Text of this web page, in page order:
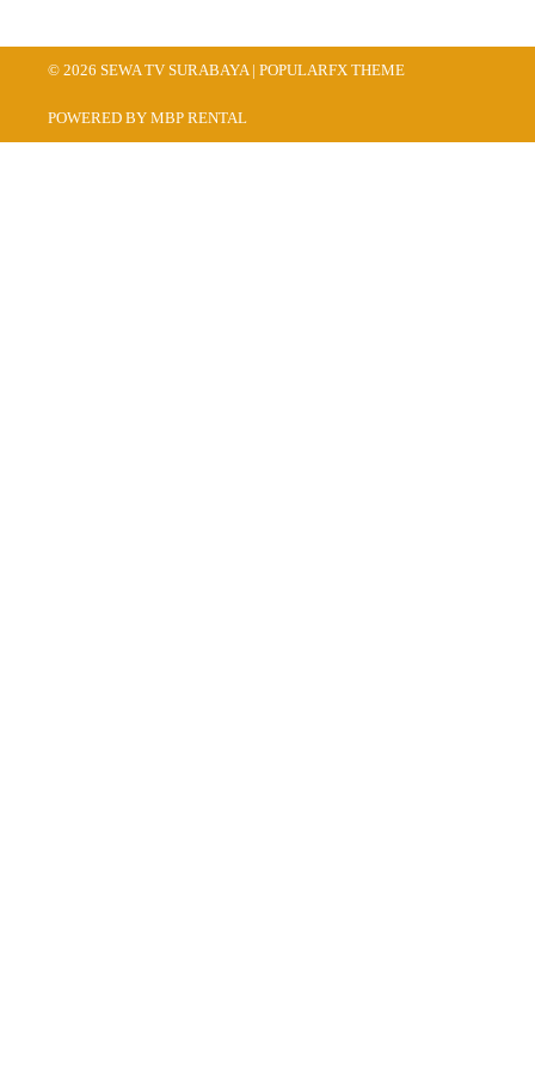
© 2026 SEWA TV SURABAYA | POPULARFX THEME
POWERED BY MBP RENTAL